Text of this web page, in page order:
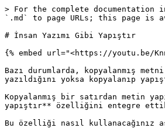
> For the complete
`.md` to page URLs; this page is
# İnsan Yazımı Gibi Yapıştır
{% embed url="<https://youtu.be/
Bazı durumlarda, kopyalanmış
yazıldığını yoksa kopyalanıp
Kopyalanmış bir satırdan metin
yapıştır** özelliğini entegre
Bu özelliği nasıl kullanacağınız